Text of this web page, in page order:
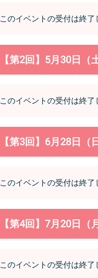
このイベントの受付は終了
【第2回】5月30日（
このイベントの受付は終了
【第3回】6月28日（
このイベントの受付は終了
【第4回】7月20日（
このイベントの受付は終了